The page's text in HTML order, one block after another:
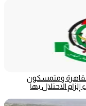
ومتمسكون
الاحتلال بها